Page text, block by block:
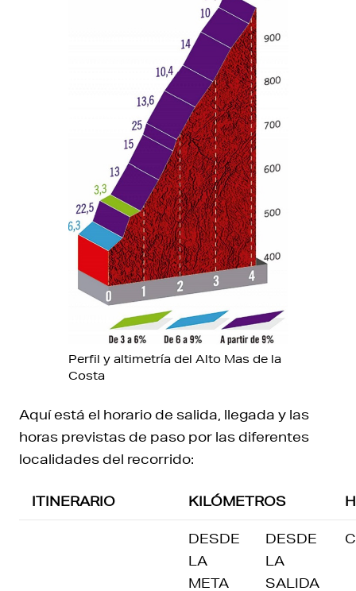
Perfil y altimetría del Alto Mas de la
Costa
Aquí está el horario de salida, llegada y las
horas previstas de paso por las diferentes
localidades del recorrido:
ITINERARIO KILÓMETROS
DESDE
LA
META
DESDE
LA
SALIDA